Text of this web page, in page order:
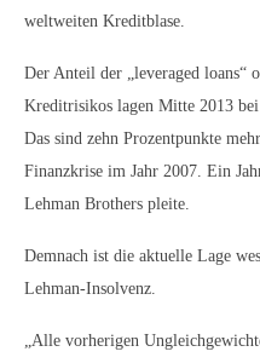
weltweiten Kreditblase.
Der Anteil der „leveraged loans“
Kreditrisikos lagen Mitte 2013
Das sind zehn Prozentpunkte
Finanzkrise im Jahr 2007. Ein
Lehman Brothers pleite.
Demnach ist die aktuelle Lage
Lehman-Insolvenz.
„Alle vorherigen